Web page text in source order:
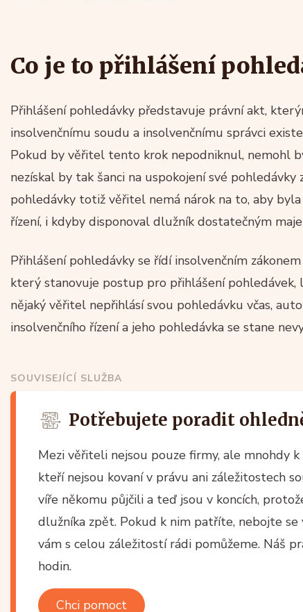
Co je to přihlášení
Přihlášení pohledávky představuje právní akt,
insolvenčnímu soudu a insolvenčnímu správci
Pokud by věřitel tento krok nepodniknul, nemohl
nezískal by tak šanci na uspokojení své
pohledávky totiž věřitel nemá nárok na to, aby
řízení, i kdyby disponoval dlužník dostatečným
Přihlášení pohledávky se řídí insolvenčním
který stanovuje postup pro přihlášení
nějaký věřitel nepřihlásí svou pohledávku včas,
insolvenčního řízení a jeho pohledávka se stane
SOUVISEJÍCÍ SLUŽBA
Potřebujete poradit
Mezi věřiteli nejsou pouze firmy, ale mnohdy
kteří nejsou kovaní v právu ani záležitostech
víře někomu půjčili a teď jsou v koncích,
dlužníka zpět. Pokud k nim patříte, nebojte
vám s celou záležitostí rádi pomůžeme. Náš
hodin.
Chci pomoct